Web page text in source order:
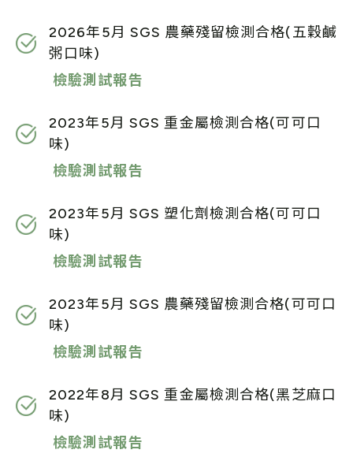
2026年5月 SGS 農藥殘留檢測合格(五穀鹹
粥口味)
檢驗測試報告
2023年5月 SGS 重金屬檢測合格(可可口
味)
檢驗測試報告
2023年5月 SGS 塑化劑檢測合格(可可口
味)
檢驗測試報告
2023年5月 SGS 農藥殘留檢測合格(可可口
味)
檢驗測試報告
2022年8月 SGS 重金屬檢測合格(黑芝麻口
味)
檢驗測試報告